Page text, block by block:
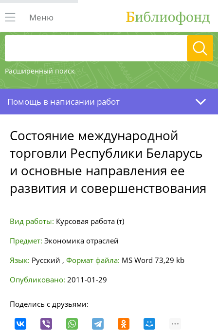
Расширенный поиск
Меню
Помощь в написании работ
Состояние международной
торговли Республики Беларусь
и основные направления ее
развития и совершенствования
Вид работы: Курсовая работа (т)
Предмет: Экономика отраслей
Язык: Русский , Формат файла: MS Word 73,29 kb
Опубликовано: 2011-01-29
Поделись с друзьями: